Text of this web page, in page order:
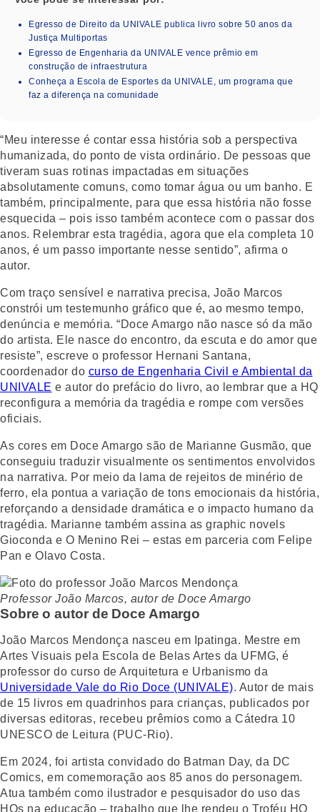
Egresso de Direito da UNIVALE publica livro sobre 50 anos da
Justiça Multiportas
Egresso de Engenharia da UNIVALE vence prêmio em
construção de infraestrutura
Conheça a Escola de Esportes da UNIVALE, um programa que
faz a diferença na comunidade
“Meu interesse é contar essa história sob a perspectiva
humanizada, do ponto de vista ordinário. De pessoas que
tiveram suas rotinas impactadas em situações
absolutamente comuns, como tomar água ou um banho. E
também, principalmente, para que essa história não fosse
esquecida – pois isso também acontece com o passar dos
anos. Relembrar esta tragédia, agora que ela completa 10
anos, é um passo importante nesse sentido”, afirma o
autor.
Com traço sensível e narrativa precisa, João Marcos
constrói um testemunho gráfico que é, ao mesmo tempo,
denúncia e memória. “Doce Amargo não nasce só da mão
do artista. Ele nasce do encontro, da escuta e do amor que
resiste”, escreve o professor Hernani Santana,
coordenador do curso de Engenharia Civil e Ambiental da
UNIVALE e autor do prefácio do livro, ao lembrar que a HQ
reconfigura a memória da tragédia e rompe com versões
oficiais.
As cores em Doce Amargo são de Marianne Gusmão, que
conseguiu traduzir visualmente os sentimentos envolvidos
na narrativa. Por meio da lama de rejeitos de minério de
ferro, ela pontua a variação de tons emocionais da história,
reforçando a densidade dramática e o impacto humano da
tragédia. Marianne também assina as graphic novels
Gioconda e O Menino Rei – estas em parceria com Felipe
Pan e Olavo Costa.
Professor João Marcos, autor de Doce Amargo
Sobre o autor de Doce Amargo
João Marcos Mendonça nasceu em Ipatinga. Mestre em
Artes Visuais pela Escola de Belas Artes da UFMG, é
professor do curso de Arquitetura e Urbanismo da
Universidade Vale do Rio Doce (UNIVALE). Autor de mais
de 15 livros em quadrinhos para crianças, publicados por
diversas editoras, recebeu prêmios como a Cátedra 10
UNESCO de Leitura (PUC-Rio).
Em 2024, foi artista convidado do Batman Day, da DC
Comics, em comemoração aos 85 anos do personagem.
Atua também como ilustrador e pesquisador do uso das
HQs na educação – trabalho que lhe rendeu o Troféu HQ